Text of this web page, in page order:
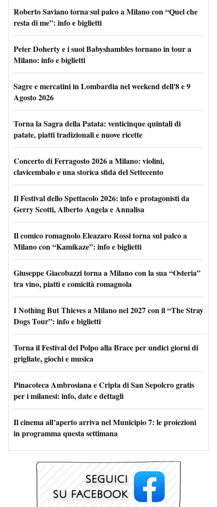
Roberto Saviano torna sul palco a Milano con “Quel che
resta di me”: info e biglietti
Peter Doherty e i suoi Babyshambles tornano in tour a
Milano: info e biglietti
Sagre e mercatini in Lombardia nel weekend dell'8 e 9
Agosto 2026
Torna la Sagra della Patata: venticinque quintali di
patate, piatti tradizionali e nuove ricette
Concerto di Ferragosto 2026 a Milano: violini,
clavicembalo e una storica sfida del Settecento
Il Festival dello Spettacolo 2026: info e protagonisti da
Gerry Scotti, Alberto Angela e Annalisa
Il comico romagnolo Eleazaro Rossi torna sul palco a
Milano con “Kamikaze”: info e biglietti
Giuseppe Giacobazzi torna a Milano con la sua “Osteria”
tra vino, piatti e comicità romagnola
I Nothing But Thieves a Milano nel 2027 con il “The Stray
Dogs Tour”: info e biglietti
Torna il Festival del Polpo alla Brace per undici giorni di
grigliate, giochi e musica
Pinacoteca Ambrosiana e Cripta di San Sepolcro gratis
per i milanesi: info, date e dettagli
Il cinema all’aperto arriva nel Municipio 7: le proiezioni
in programma questa settimana